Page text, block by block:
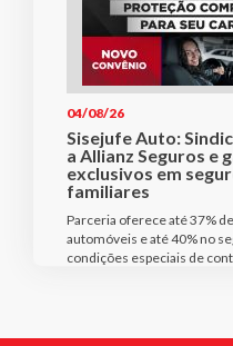
04/08/26
Sisejufe Auto:
a Allianz Seguros e
exclusivos em
familiares
Parceria oferece até 37%
automóveis e até 40% no
condições especiais de